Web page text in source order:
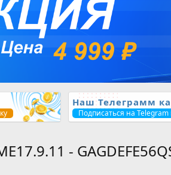
Наш Телеграмм
Подписаться на Telegram
-